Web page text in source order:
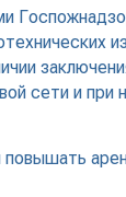
сети и при